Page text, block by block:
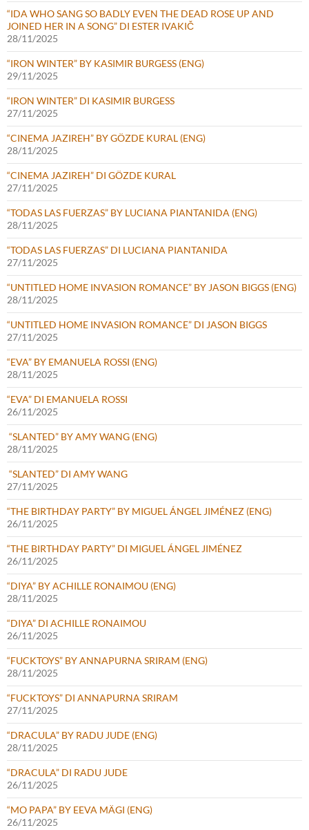
“IDA WHO SANG SO BADLY EVEN THE DEAD ROSE UP AND
JOINED HER IN A SONG” DI ESTER IVAKIČ
28/11/2025
“IRON WINTER” BY KASIMIR BURGESS (ENG)
29/11/2025
“IRON WINTER” DI KASIMIR BURGESS
27/11/2025
“CINEMA JAZIREH” BY GÖZDE KURAL (ENG)
28/11/2025
“CINEMA JAZIREH” DI GÖZDE KURAL
27/11/2025
“TODAS LAS FUERZAS” BY LUCIANA PIANTANIDA (ENG)
28/11/2025
“TODAS LAS FUERZAS” DI LUCIANA PIANTANIDA
27/11/2025
“UNTITLED HOME INVASION ROMANCE” BY JASON BIGGS (ENG)
28/11/2025
“UNTITLED HOME INVASION ROMANCE” DI JASON BIGGS
27/11/2025
“EVA” BY EMANUELA ROSSI (ENG)
28/11/2025
“EVA” DI EMANUELA ROSSI
26/11/2025
“SLANTED” BY AMY WANG (ENG)
28/11/2025
“SLANTED” DI AMY WANG
27/11/2025
“THE BIRTHDAY PARTY” BY MIGUEL ÁNGEL JIMÉNEZ (ENG)
26/11/2025
“THE BIRTHDAY PARTY” DI MIGUEL ÁNGEL JIMÉNEZ
26/11/2025
“DIYA” BY ACHILLE RONAIMOU (ENG)
28/11/2025
“DIYA” DI ACHILLE RONAIMOU
26/11/2025
“FUCKTOYS” BY ANNAPURNA SRIRAM (ENG)
28/11/2025
“FUCKTOYS” DI ANNAPURNA SRIRAM
27/11/2025
“DRACULA” BY RADU JUDE (ENG)
28/11/2025
“DRACULA” DI RADU JUDE
26/11/2025
“MO PAPA” BY EEVA MÄGI (ENG)
26/11/2025